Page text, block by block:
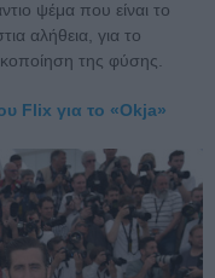
ψέμα που είναι το
αλήθεια, για το
της φύσης.
Flix για το «Okja»